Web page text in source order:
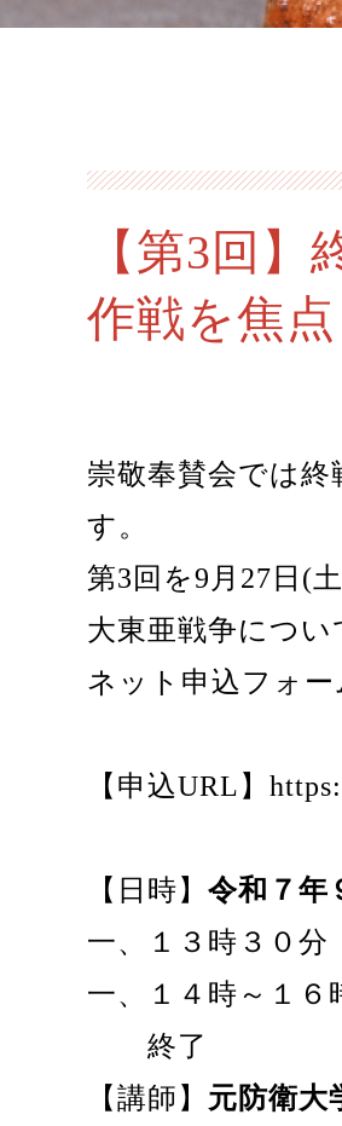
【第3回
作戦を焦
崇敬奉賛会では
す。
第3回を9月27日(
大東亜戦争につ
ネット申込フォ
【申込URL】
【日時】 令和７年
一、１３時３０
一、１４時～
終了
【講師】 元防衛大